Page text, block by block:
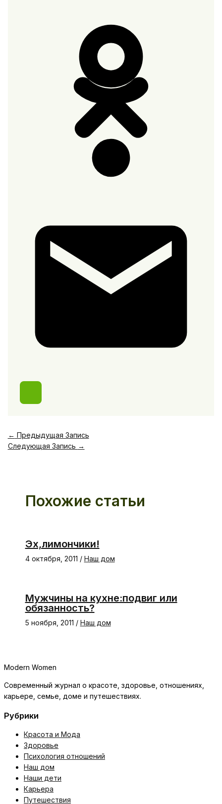
← Предыдущая Запись
Следующая Запись →
Похожие статьи
Эх,лимончики!
4 октября, 2011 / Наш дом
Мужчины на кухне:подвиг или
обязанность?
5 ноября, 2011 / Наш дом
Modern Women
Современный журнал о красоте, здоровье, отношениях,
карьере, семье, доме и путешествиях.
Рубрики
Красота и Мода
Здоровье
Психология отношений
Наш дом
Наши дети
Карьера
Путешествия